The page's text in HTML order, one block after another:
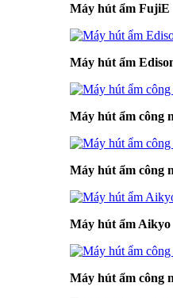
Máy hút ẩm FujiE
Máy hút ẩm
Máy hút ẩm công
Máy hút ẩm công
Máy hút ẩm Aikyo
Máy hút ẩm công